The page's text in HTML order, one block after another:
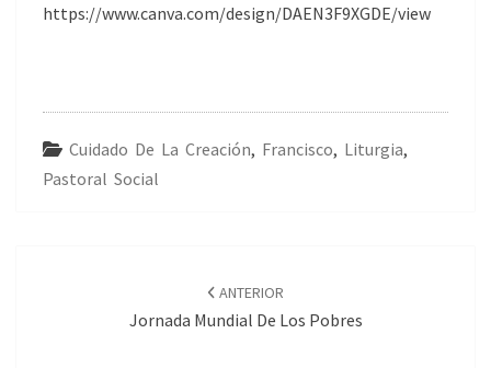
https://www.canva.com/design/DAEN3F9XGDE/view
Cuidado De La Creación, Francisco, Liturgia,
Pastoral Social
ANTERIOR
Jornada Mundial De Los Pobres